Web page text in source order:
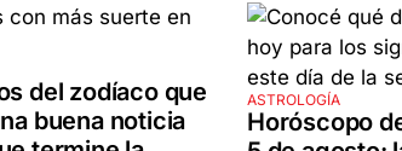
del zodíaco que
buena noticia
ASTROLOGÍA
Horóscopo